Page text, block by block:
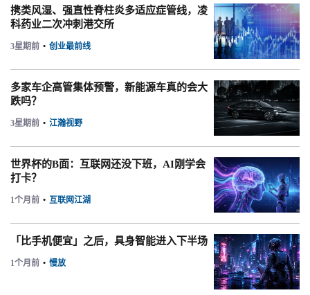
携类风湿、强直性脊柱炎多适应症管线，凌
科药业二次冲刺港交所
3星期前 • 创业最前线
多家车企高管集体预警，新能源车真的会大
跌吗？
3星期前 • 江瀚视野
世界杯的B面：互联网还没下班，AI刚学会
打卡？
1个月前 • 互联网江湖
「比手机便宜」之后，具身智能进入下半场
1个月前 • 慢放